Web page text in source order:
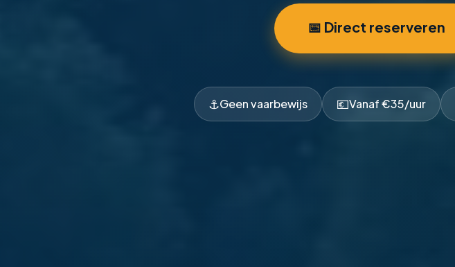
📅 Direct reserveren
⚓Geen vaarbewijs 💶Vanaf €35/uur